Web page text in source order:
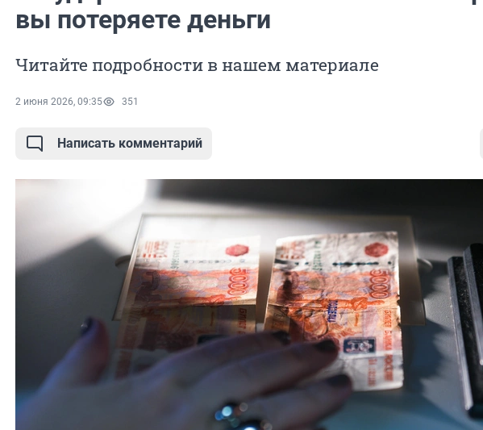
вы потеряете деньги
Читайте подробности в нашем материале
2 июня 2026, 09:35 351
Написать комментарий